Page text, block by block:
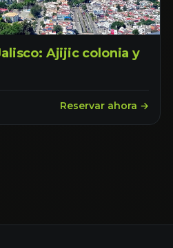
Ajijic colonia y
Reservar ahora →